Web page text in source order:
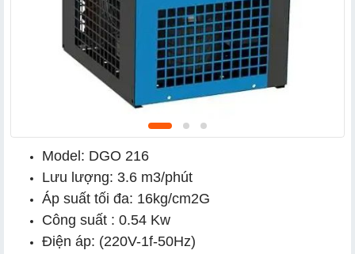
Model: DGO 216
Lưu lượng: 3.6 m3/phút
Áp suất tối đa: 16kg/cm2G
Công suất : 0.54 Kw
Điện áp: (220V-1f-50Hz)